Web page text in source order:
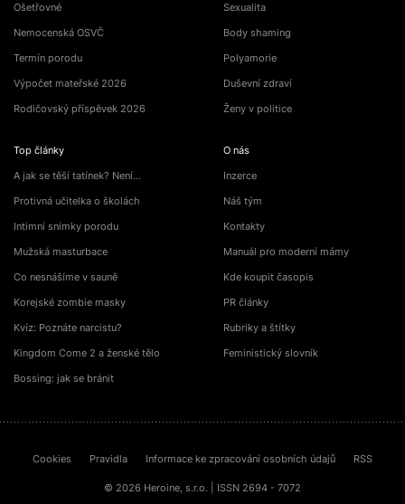
Ošetřovné
Nemocenská OSVČ
Termín porodu
Výpočet mateřské 2026
Rodičovský příspěvek 2026
Top články
A jak se těší tatínek? Není…
Protivná učitelka o školách
Intimní snímky porodu
Mužská masturbace
Co nesnášíme v sauně
Korejské zombie masky
Kvíz: Poznáte narcistu?
Kingdom Come 2 a ženské tělo
Bossing: jak se bránit
Sexualita
Body shaming
Polyamorie
Duševní zdraví
Ženy v politice
O nás
Inzerce
Náš tým
Kontakty
Manuál pro moderní mámy
Kde koupit časopis
PR články
Rubriky a štítky
Feministický slovník
Cookies Pravidla Informace ke zpracování osobních údajů RSS
© 2026 Heroine, s.r.o. | ISSN 2694 - 7072